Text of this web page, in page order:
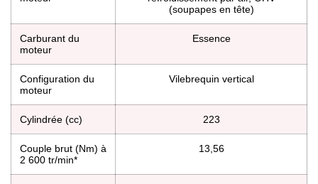
(soupapes en tête)
Carburant du
moteur
Essence
Configuration du
moteur
Vilebrequin vertical
Cylindrée (cc) 223
Couple brut (Nm) à
2 600 tr/min*
13,56